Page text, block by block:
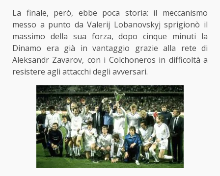
La finale, però, ebbe poca storia: il meccanismo
messo a punto da Valerij Lobanovskyj sprigionò il
massimo della sua forza, dopo cinque minuti la
Dinamo era già in vantaggio grazie alla rete di
Aleksandr Zavarov, con i Colchoneros in difficoltà a
resistere agli attacchi degli avversari.